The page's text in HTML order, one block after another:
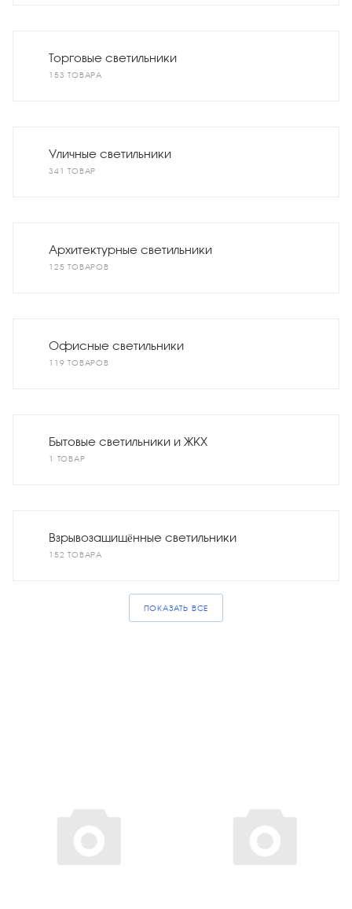
Торговые светильники
153 ТОВАРА
Уличные светильники
341 ТОВАР
Архитектурные светильники
125 ТОВАРОВ
Офисные светильники
119 ТОВАРОВ
Бытовые светильники и ЖКХ
1 ТОВАР
Взрывозащищённые светильники
152 ТОВАРА
ПОКАЗАТЬ ВСЕ